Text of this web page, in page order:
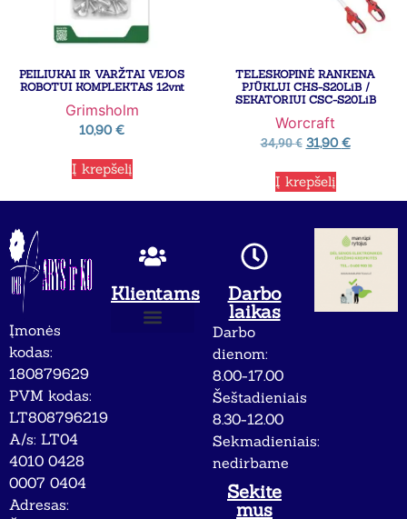
PEILIUKAI IR VARŽTAI VEJOS
ROBOTUI KOMPLEKTAS 12vnt
Grimsholm
10,90€
Į krepšelį
TELESKOPINĖ RANKENA
PJŪKLUI CHS-S20LiB /
SEKATORIUI CSC-S20LiB
Worcraft
34,90€ 31,90€
Į krepšelį
Įmonės
kodas:
180879629
PVM kodas:
LT808796219
A/s: LT04
4010 0428
0007 0404
Adresas:
Klientams
Darbo
laikas
Darbo
dienom:
8.00-17.00
Šeštadieniais
8.30-12.00
Sekmadieniais:
nedirbame
Sekite
mus